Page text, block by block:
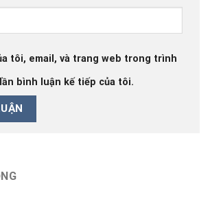
tôi, email, và trang web trong trình
bình luận kế tiếp của tôi.